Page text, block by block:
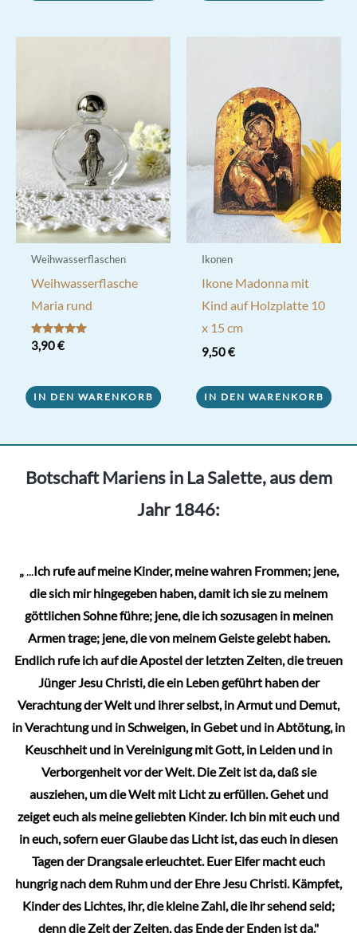
Weihwasserflaschen
Weihwasserflasche
Maria rund
Bewertet mit
5.00
3,90€
IN DEN WARENKORB
Ikonen
Ikone Madonna mit
Kind auf Holzplatte 10
x 15 cm
9,50€
IN DEN WARENKORB
Botschaft Mariens in La Salette, aus dem
Jahr 1846:
„...Ich rufe auf meine Kinder, meine wahren Frommen; jene,
die sich mir hingegeben haben, damit ich sie zu meinem
göttlichen Sohne führe; jene, die ich sozusagen in meinen
Armen trage; jene, die von meinem Geiste gelebt haben.
Endlich rufe ich auf die Apostel der letzten Zeiten, die treuen
Jünger Jesu Christi, die ein Leben geführt haben der
Verachtung der Welt und ihrer selbst, in Armut und Demut,
in Verachtung und in Schweigen, in Gebet und in Abtötung, in
Keuschheit und in Vereinigung mit Gott, in Leiden und in
Verborgenheit vor der Welt. Die Zeit ist da, daß sie
ausziehen, um die Welt mit Licht zu erfüllen. Gehet und
zeiget euch als meine geliebten Kinder. Ich bin mit euch und
in euch, sofern euer Glaube das Licht ist, das euch in diesen
Tagen der Drangsale erleuchtet. Euer Eifer macht euch
hungrig nach dem Ruhm und der Ehre Jesu Christi. Kämpfet,
Kinder des Lichtes, ihr, die kleine Zahl, die ihr sehend seid;
denn die Zeit der Zeiten, das Ende der Enden ist da."